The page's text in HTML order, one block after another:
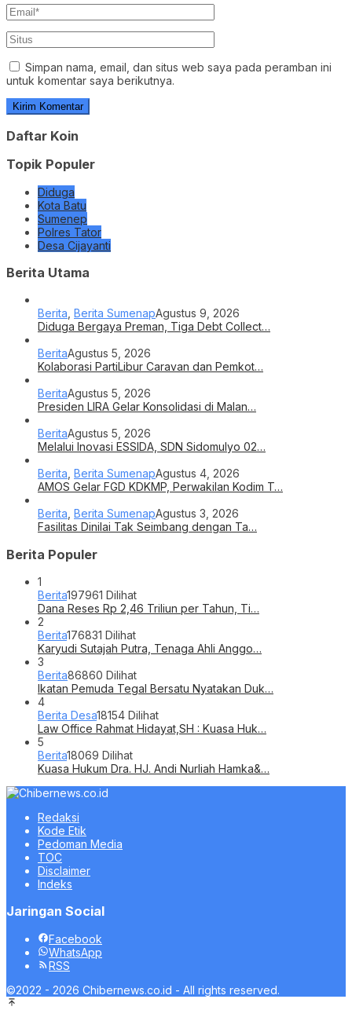
Simpan nama, email, dan situs web saya pada peramban ini
untuk komentar saya berikutnya.
Daftar Koin
Topik Populer
Diduga
Kota Batu
Sumenep
Polres Tator
Desa Cijayanti
Berita Utama
Berita Berita SumenapAgustus 9, 2026
Diduga Bergaya Preman, Tiga Debt Collect…
BeritaAgustus 5, 2026
Kolaborasi PartiLibur Caravan dan Pemkot…
BeritaAgustus 5, 2026
Presiden LIRA Gelar Konsolidasi di Malan…
BeritaAgustus 5, 2026
Melalui Inovasi ESSIDA, SDN Sidomulyo 02…
Berita Berita SumenapAgustus 4, 2026
AMOS Gelar FGD KDKMP, Perwakilan Kodim T…
Berita Berita SumenapAgustus 3, 2026
Fasilitas Dinilai Tak Seimbang dengan Ta…
Berita Populer
1
Berita197961 Dilihat
Dana Reses Rp 2,46 Triliun per Tahun, Ti…
2
Berita176831 Dilihat
Karyudi Sutajah Putra, Tenaga Ahli Anggo…
3
Berita86860 Dilihat
Ikatan Pemuda Tegal Bersatu Nyatakan Duk…
4
Berita Desa18154 Dilihat
Law Office Rahmat Hidayat,SH : Kuasa Huk…
5
Berita18069 Dilihat
Kuasa Hukum Dra. HJ. Andi Nurliah Hamka&…
Redaksi
Kode Etik
Pedoman Media
TOC
Disclaimer
Indeks
Jaringan Social
Facebook
WhatsApp
RSS
©2022 - 2026 Chibernews.co.id - All rights reserved.